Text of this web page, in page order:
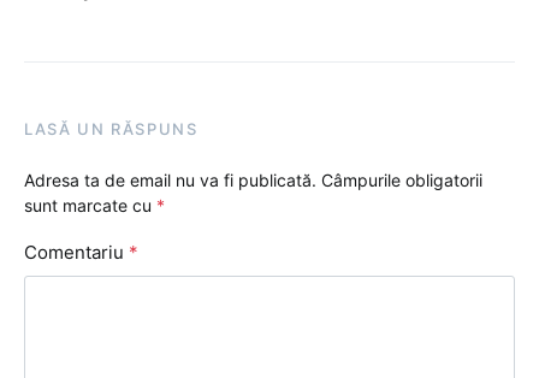
LASĂ UN RĂSPUNS
Adresa ta de email nu va fi publicată. Câmpurile obligatorii
sunt marcate cu *
Comentariu *